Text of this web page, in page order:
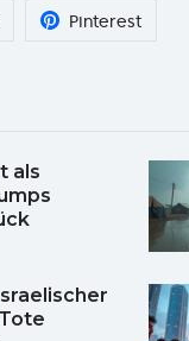
Pinterest
als